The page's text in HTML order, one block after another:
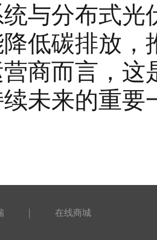
与分布式
低碳排放，
商而言，
未来的重要
| 在线商城